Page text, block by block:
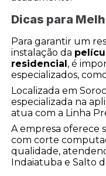
Dicas para
Para garantir um
instalação da
residencial, é
especializados,
Localizada em
especializada na
atua com a Linha
A empresa oferece
com corte
qualidade,
Indaiatuba e Salto